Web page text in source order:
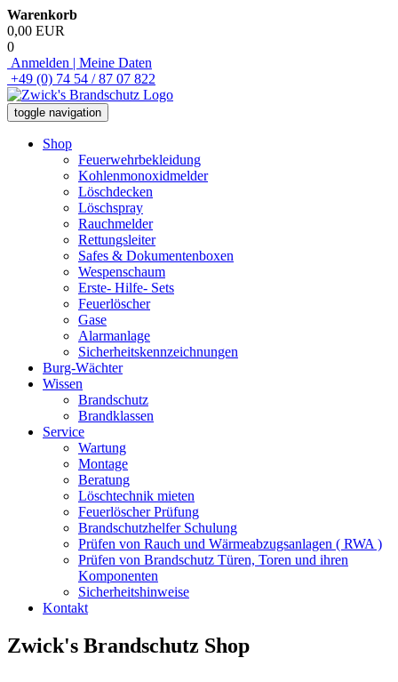
Warenkorb
0,00 EUR
0
Anmelden | Meine Daten
+49 (0) 74 54 / 87 07 822
toggle navigation
Shop
Feuerwehrbekleidung
Kohlenmonoxidmelder
Löschdecken
Löschspray
Rauchmelder
Rettungsleiter
Safes & Dokumentenboxen
Wespenschaum
Erste- Hilfe- Sets
Feuerlöscher
Gase
Alarmanlage
Sicherheitskennzeichnungen
Burg-Wächter
Wissen
Brandschutz
Brandklassen
Service
Wartung
Montage
Beratung
Löschtechnik mieten
Feuerlöscher Prüfung
Brandschutzhelfer Schulung
Prüfen von Rauch und Wärmeabzugsanlagen ( RWA )
Prüfen von Brandschutz Türen, Toren und ihren
Komponenten
Sicherheitshinweise
Kontakt
Zwick's Brandschutz Shop